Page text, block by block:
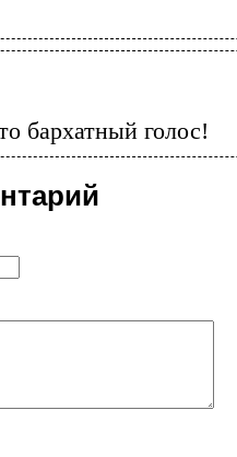
бархатный голос!